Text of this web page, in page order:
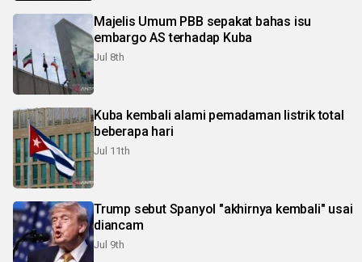
Majelis Umum PBB sepakat bahas isu
embargo AS terhadap Kuba
Jul 8th
Kuba kembali alami pemadaman listrik total
beberapa hari
Jul 11th
Trump sebut Spanyol "akhirnya kembali" usai
diancam
Jul 9th